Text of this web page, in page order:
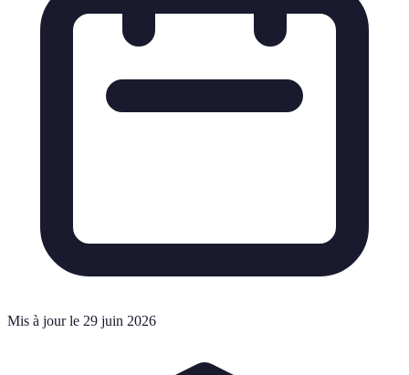
Mis à jour le 29 juin 2026